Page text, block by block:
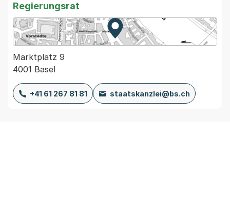
Regierungsrat
Zur Karte von MapBS.
Externer Link, wird in einem
Marktplatz 9
4001 Basel
+41 61 267 81 81 staatskanzlei@bs.ch